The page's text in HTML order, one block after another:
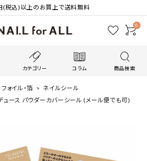
(税込)以上のお買上で送料無料
0
カテゴリー コラム 商品検索
ォイル・箔
ネイルシール
ース パウダーカバーシール (メール便でも可)